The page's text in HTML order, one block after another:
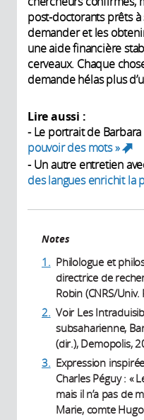
post-doctorants prêts à
demander et les
une aide financière
cerveaux. Chaque
demande hélas plus
Lire aussi :
- Le portrait de Barbara
pouvoir des mots »
- Un autre entretien
des langues enrichit la
Notes
1. Philologue et
directrice de
Robin (CNRS/
2. Voir Les
subsaharienne,
(dir.), Demopolis,
3. Expression
Charles Péguy : «
mais il n’a pas de
Marie, comte